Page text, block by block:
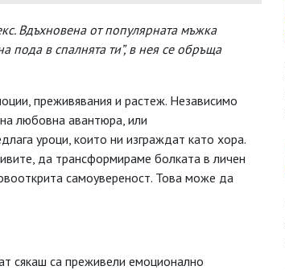
Вдъхновена от популярната мъжка
пода в спалнята ти”, в нея се обръща
преживявания и растеж. Независимо
любовна авантюра, или
уроци, които ни изграждат като хора.
да трансформираме болката в личен
самоувереност. Това може да
сякаш са преживели емоционално